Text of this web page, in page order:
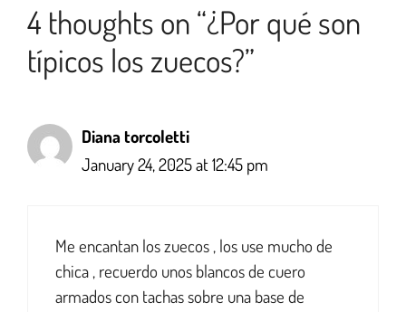
4 thoughts on “¿Por qué son
típicos los zuecos?”
Diana torcoletti
January 24, 2025 at 12:45 pm
Me encantan los zuecos , los use mucho de
chica , recuerdo unos blancos de cuero
armados con tachas sobre una base de